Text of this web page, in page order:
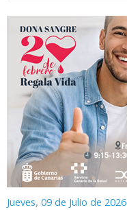
Jueves, 09 de Julio de 2026